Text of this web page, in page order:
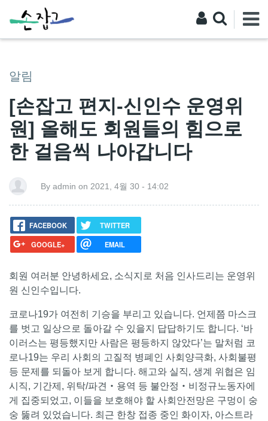
알림
[손잡고 편지-신인수 운영위
원] 올해도 회원들의 힘으로
한 걸음씩 나아갑니다
By admin on 2021, 4월 30 - 14:02
FACEBOOK
TWITTER
GOOGLE+
EMAIL
회원 여러분 안녕하세요, 소식지로 처음 인사드리는 운영위
원 신인수입니다.
코로나19가 여전히 기승을 부리고 있습니다. 언제쯤 마스크
를 벗고 일상으로 돌아갈 수 있을지 답답하기도 합니다. ‘바
이러스는 평등했지만 사람은 평등하지 않았다’는 말처럼 코
로나19는 우리 사회의 고질적 병폐인 사회양극화, 사회불평
등 문제를 되돌아 보게 합니다. 해고와 실직, 생계 위협은 임
시직, 기간제, 위탁/파견‧용역 등 불안정‧비정규노동자에
게 집중되었고, 이들을 보호해야 할 사회안전망은 구멍이 숭
숭 뚫려 있었습니다. 최근 한창 접종 중인 화이자, 아스트라